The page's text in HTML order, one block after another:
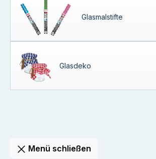
Glasmalstifte
Glasdeko
Menü schließen